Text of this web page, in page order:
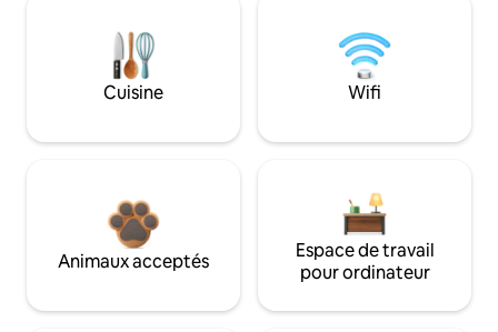
Cuisine Wifi
Animaux acceptés
Espace de travail
pour ordinateur